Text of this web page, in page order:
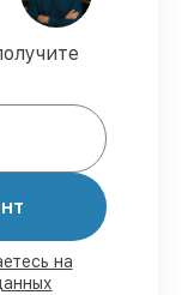
все работы и
в
Ростове-на-
на